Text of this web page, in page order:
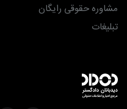
مشاوره حقوقی رایگان
تبلیغات